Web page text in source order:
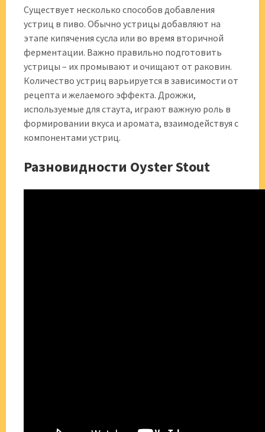
Существует несколько способов добавления
устриц в пиво. Обычно устрицы добавляют на
этапе кипячения сусла или во время вторичной
ферментации. Важно правильно подготовить
устрицы – их промывают и очищают от раковин.
Количество устриц варьируется в зависимости от
рецепта и желаемого эффекта. Дрожжи,
используемые для стаута, играют важную роль в
формировании вкуса и аромата, взаимодействуя с
компонентами устриц.
Разновидности Oyster Stout